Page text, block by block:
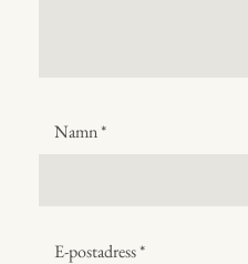
Namn*
E-postadress*